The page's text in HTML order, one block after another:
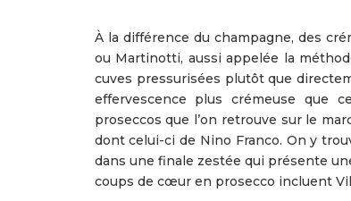
À la différence du champagne, des
ou Martinotti, aussi appelée la
cuves pressurisées plutôt que
effervescence plus crémeuse que
proseccos que l’on retrouve sur le
dont celui-ci de Nino Franco. On y
dans une finale zestée qui présente
coups de cœur en prosecco incluent